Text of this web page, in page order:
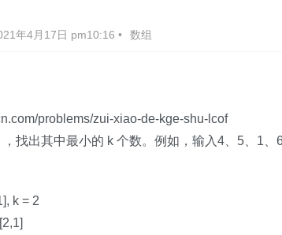
年4月17日 pm10:16 • 数组
problems/zui-xiao-de-kge-shu-lcof
找出其中最小的 k 个数。例如，输入4、5、1
k = 2